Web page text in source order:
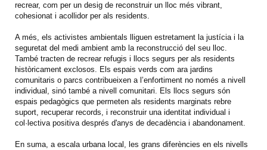
recrear, com per un desig de reconstruir un lloc més vibrant,
cohesionat i acollidor per als residents.
A més, els activistes ambientals lliguen estretament la justícia i la
seguretat del medi ambient amb la reconstrucció del seu lloc.
També tracten de recrear refugis i llocs segurs per als residents
històricament exclosos. Els espais verds com ara jardins
comunitaris o parcs contribueixen a l’enfortiment no només a nivell
individual, sinó també a nivell comunitari. Els llocs segurs són
espais pedagògics que permeten als residents marginats rebre
suport, recuperar records, i reconstruir una identitat individual i
col·lectiva positiva després d'anys de decadència i abandonament.
En suma, a escala urbana local, les grans diferències en els nivells